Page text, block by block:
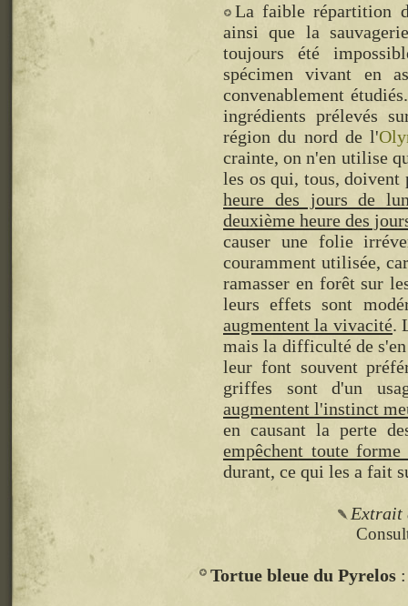
La faible répartition
ainsi que la
toujours été
spécimen vivant en
convenablement
ingrédients prélevés
région du nord de l'
crainte, on n'en utilise
les os qui, tous,
heure des jours de
deuxième heure des
causer une folie
couramment utilisée,
ramasser en forêt sur
leurs effets sont
augmentent la vivacité.
mais la difficulté de
leur font souvent
griffes sont d'un
augmentent l'instinct
en causant la perte
empêchent toute forme
durant, ce qui les a fait
Extrait
Tortue bleue du Pyrelos